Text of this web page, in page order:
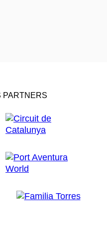
PARTNERS